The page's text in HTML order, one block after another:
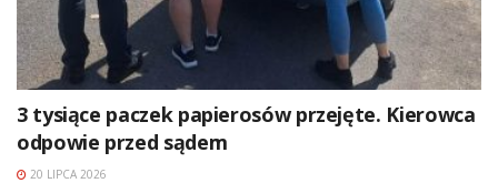
3 tysiące paczek papierosów przejęte. Kierowca
odpowie przed sądem
20 LIPCA 2026